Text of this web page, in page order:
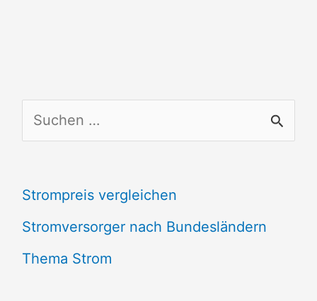
u
h
e
n
Strompreis vergleichen
Stromversorger nach Bundesländern
Thema Strom